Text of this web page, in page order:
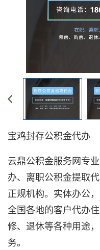
宝鸡封存公积金代办
云鼎公积金服务网专
办、离职公积金提取
正规机构。实体办公
全国各地的客户代办
修、退休等各种用途
务。